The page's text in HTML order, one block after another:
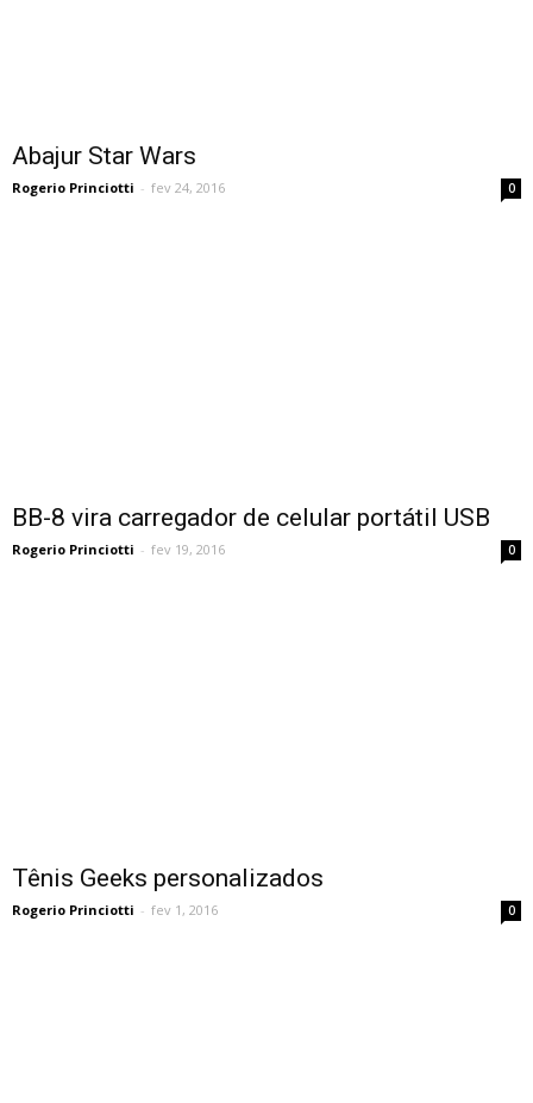
Abajur Star Wars
Rogerio Princiotti - fev 24, 2016 0
BB-8 vira carregador de celular portátil USB
Rogerio Princiotti - fev 19, 2016 0
Tênis Geeks personalizados
Rogerio Princiotti - fev 1, 2016 0